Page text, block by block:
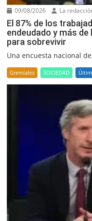
09/08/2026 La
El 87% de los
endeudado y más
para sobrevivir
Una encuesta nacional
Gremiales SOCIEDAD